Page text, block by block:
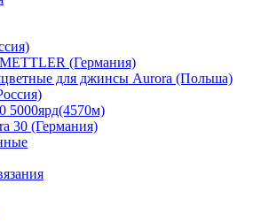
(Германия)
для джинсы Aurora (Польша)
5000ярд(4570м)
30 (Германия)